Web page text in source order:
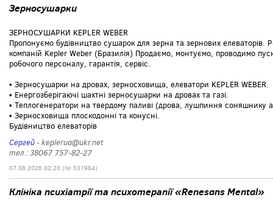
Зерносушарки
ЗЕРНОСУШАРКИ KEPLER WEBER
Пропонуємо будівництво сушарок для зерна та зернових елеваторів.
компаній Kepler Weber (Бразилія) Продаємо, монтуємо, проводимо
робочого персоналу, гарантія, сервіс.
• Зерносушарки на дровах, зерносховища, елеватори KEPLER WEBER.
• Енергозберігаючі шахтні зерносушарки на дровах та газі.
• Теплогенератори на твердому паливі (дрова, лушпиння соняшнику
• Зерносховища плоскодонні та конусні.
Будівництво елеваторів
Сергей- keplerua@ukr.net
тел.: 38067 757-82-27
07.08.2026 02:20 (№ 531984)
Клініка психіатрії та психотерапії «Renesans Mental»